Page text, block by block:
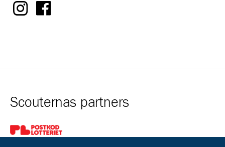
Scouternas partners
Gå till pl_50